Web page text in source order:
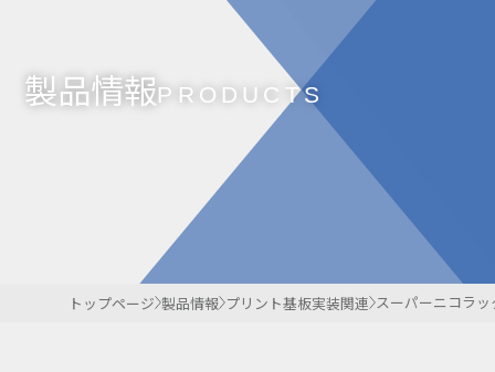
プラスチックファスナー 機構部品
ケーブルマーカー
樹脂継手、配管施工
防虫忌避製品ARINIX プリント基板実装関連
会社案内
IR
お問い合わせ 開発・導入実績
よくあるご質問
製品情報PRODUCTS
トップページ 製品情報 プリント基板実装関連 スーパーニコラッ